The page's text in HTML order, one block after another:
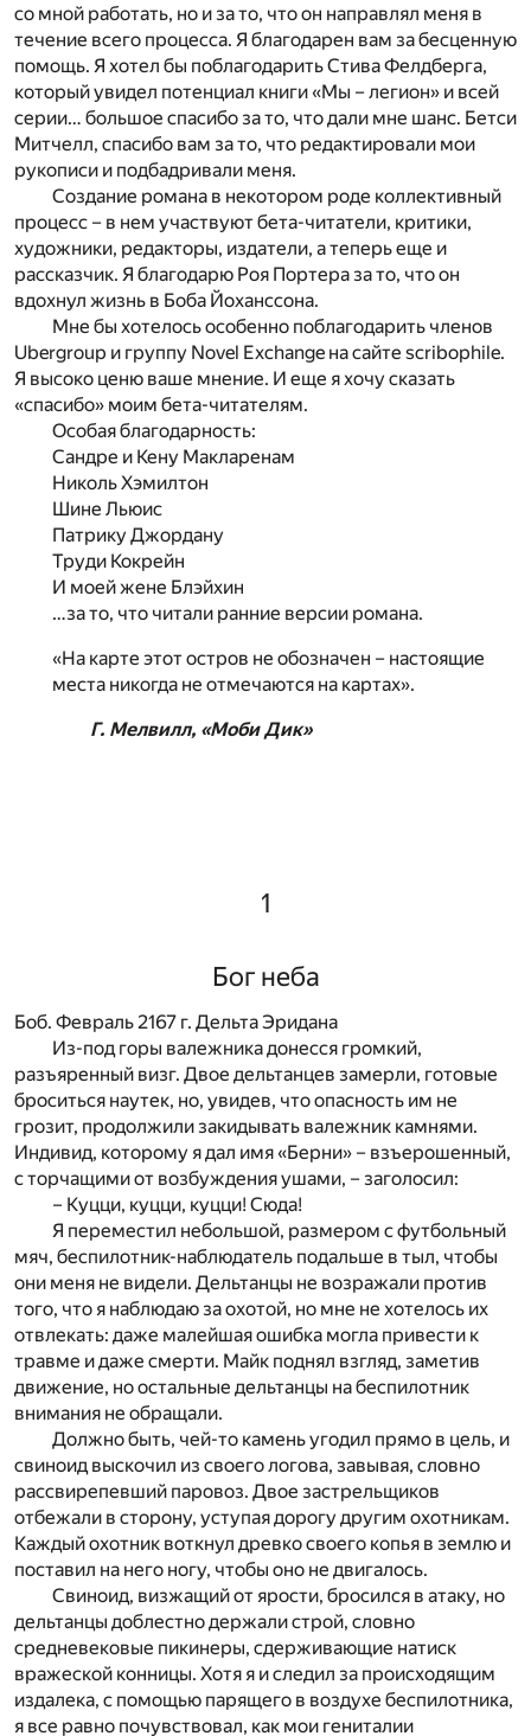
со мной работать, но и за то, что он направлял меня в
течение всего процесса. Я благодарен вам за бесценную
помощь. Я хотел бы поблагодарить Стива Фелдберга,
который увидел потенциал книги «Мы – легион» и всей
серии… большое спасибо за то, что дали мне шанс. Бетси
Митчелл, спасибо вам за то, что редактировали мои
рукописи и подбадривали меня.
Создание романа в некотором роде коллективный
процесс – в нем участвуют бета-читатели, критики,
художники, редакторы, издатели, а теперь еще и
рассказчик. Я благодарю Роя Портера за то, что он
вдохнул жизнь в Боба Йоханссона.
Мне бы хотелось особенно поблагодарить членов
Ubergroup и группу Novel Exchange на сайте scribophile.
Я высоко ценю ваше мнение. И еще я хочу сказать
«спасибо» моим бета-читателям.
Особая благодарность:
Сандре и Кену Макларенам
Николь Хэмилтон
Шине Льюис
Патрику Джордану
Труди Кокрейн
И моей жене Блэйхин
…за то, что читали ранние версии романа.
«На карте этот остров не обозначен – настоящие
места никогда не отмечаются на картах».
Г. Мелвилл, «Моби Дик»
1
Бог неба
Боб. Февраль 2167 г. Дельта Эридана
Из-под горы валежника донесся громкий,
разъяренный визг. Двое дельтанцев замерли, готовые
броситься наутек, но, увидев, что опасность им не
грозит, продолжили закидывать валежник камнями.
Индивид, которому я дал имя «Берни» – взъерошенный,
с торчащими от возбуждения ушами, – заголосил:
– Куцци, куцци, куцци! Сюда!
Я переместил небольшой, размером с футбольный
мяч, беспилотник-наблюдатель подальше в тыл, чтобы
они меня не видели. Дельтанцы не возражали против
того, что я наблюдаю за охотой, но мне не хотелось их
отвлекать: даже малейшая ошибка могла привести к
травме и даже смерти. Майк поднял взгляд, заметив
движение, но остальные дельтанцы на беспилотник
внимания не обращали.
Должно быть, чей-то камень угодил прямо в цель, и
свиноид выскочил из своего логова, завывая, словно
рассвирепевший паровоз. Двое застрельщиков
отбежали в сторону, уступая дорогу другим охотникам.
Каждый охотник воткнул древко своего копья в землю и
поставил на него ногу, чтобы оно не двигалось.
Свиноид, визжащий от ярости, бросился в атаку, но
дельтанцы доблестно держали строй, словно
средневековые пикинеры, сдерживающие натиск
вражеской конницы. Хотя я и следил за происходящим
издалека, с помощью парящего в воздухе беспилотника,
я все равно почувствовал, как мои гениталии